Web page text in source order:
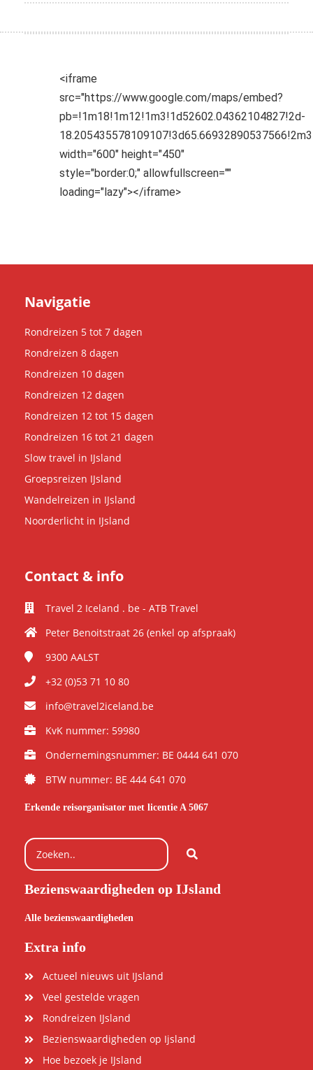
<iframe
src="https://www.google.com/maps/embed?
pb=!1m18!1m12!1m3!1d52602.04362104827!2d-
width="600" height="450"
style="border:0;" allowfullscreen=""
loading="lazy"></iframe>
Navigatie
Rondreizen 5 tot 7 dagen
Rondreizen 8 dagen
Rondreizen 10 dagen
Rondreizen 12 dagen
Rondreizen 12 tot 15 dagen
Rondreizen 16 tot 21 dagen
Slow travel in IJsland
Groepsreizen IJsland
Wandelreizen in IJsland
Noorderlicht in IJsland
Contact & info
Travel 2 Iceland . be - ATB Travel
Peter Benoitstraat 26 (enkel op afspraak)
9300 AALST
+32 (0)53 71 10 80
info@travel2iceland.be
KvK nummer: 59980
Ondernemingsnummer: BE 0444 641 070
BTW nummer: BE 444 641 070
Erkende reisorganisator met licentie A 5067
Bezienswaardigheden op IJsland
Alle bezienswaardigheden
Extra info
Actueel nieuws uit IJsland
Veel gestelde vragen
Rondreizen IJsland
Bezienswaardigheden op Ijsland
Hoe bezoek je IJsland